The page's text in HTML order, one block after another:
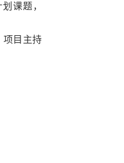
课题，
项目主持